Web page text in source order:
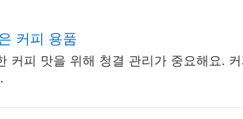
커피 용품
커피 맛을 위해 청결 관리가 중요해요.